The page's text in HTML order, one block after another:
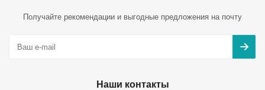
Получайте рекомендации и выгодные предложения на почту
Наши контакты